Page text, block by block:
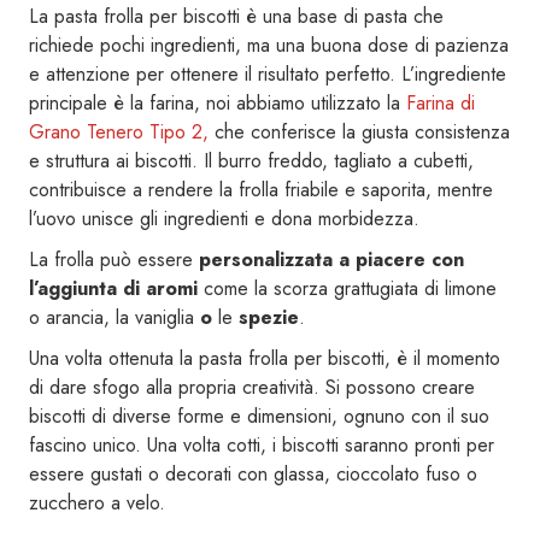
La pasta frolla per biscotti è una base di pasta che
richiede pochi ingredienti, ma una buona dose di pazienza
e attenzione per ottenere il risultato perfetto. L’ingrediente
principale è la farina, noi abbiamo utilizzato la Farina di
Grano Tenero Tipo 2, che conferisce la giusta consistenza
e struttura ai biscotti. Il burro freddo, tagliato a cubetti,
contribuisce a rendere la frolla friabile e saporita, mentre
l’uovo unisce gli ingredienti e dona morbidezza.
La frolla può essere personalizzata a piacere con
l’aggiunta di aromi come la scorza grattugiata di limone
o arancia, la vaniglia o le spezie.
Una volta ottenuta la pasta frolla per biscotti, è il momento
di dare sfogo alla propria creatività. Si possono creare
biscotti di diverse forme e dimensioni, ognuno con il suo
fascino unico. Una volta cotti, i biscotti saranno pronti per
essere gustati o decorati con glassa, cioccolato fuso o
zucchero a velo.